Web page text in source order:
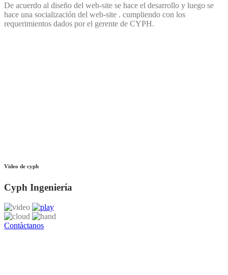
De acuerdo al diseño del web-site se hace el desarrollo y luego se
hace una socialización del web-site . cumpliendo con los
requerimientos dados por el gerente de CYPH.
Video de cyph
Cyph Ingeniería
Contàctanos